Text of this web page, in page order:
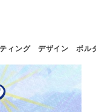
ィング デザイン ボル